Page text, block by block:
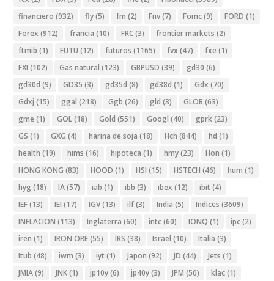
financiero (932) fly(5) fm (2) Fnv(7) Fomc(9) FORD (1)
Forex (912) francia (10) FRC(3) frontier markets (2)
ftmib (1) FUTU (12) futuros (1165) fvx (47) fxe (1)
FXI (102) Gas natural (123) GBPUSD (39) gd30 (6)
gd30d (9) GD35 (3) gd35d (8) gd38d (1) Gdx (70)
Gdxj (15) ggal (218) Ggb (26) gld (3) GLOB (63)
gme (1) GOL(18) Gold (551) Googl (40) gprk(23)
GS (1) GXG (4) harina de soja (18) Hch (844) hd (1)
health (19) hims (16) hipoteca (1) hmy(23) Hon (1)
HONG KONG (83) HOOD (1) HSI (15) HSTECH (46) hum (1)
hyg (18) IA(57) iab (1) ibb (3) ibex (12) ibit (4)
IEF(13) IEI (17) IGV(13) ilf(3) India (5) Indices (3609)
INFLACION (113) Inglaterra (60) intc(60) IONQ (1) ipc(2)
iren (1) IRON ORE(55) IRS (38) Israel (10) Italia (3)
Itub (48) iwm (3) iyt (1) Japon (92) JD (44) Jets (1)
JMIA(9) JNK(1) jp10y(6) jp40y(3) JPM (50) klac(1)